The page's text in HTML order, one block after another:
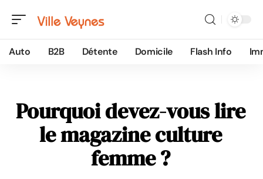
Auto B2B Détente Domicile Flash Info
Pourquoi devez-vous lire
le magazine culture
femme ?